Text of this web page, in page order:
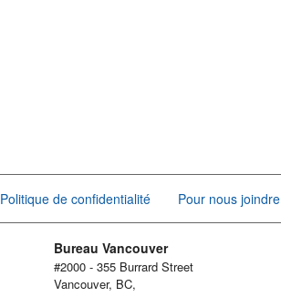
Politique de confidentialité Pour nous joindre
Bureau Vancouver
#2000 - 355 Burrard Street
Vancouver, BC,